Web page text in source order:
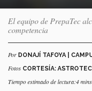
El equipo de PrepaTec
competencia
Por DONAJÍ TAFOYA |
Fotos CORTESÍA: ASTROTEC
Tiempo estimado de lectura:4 mins